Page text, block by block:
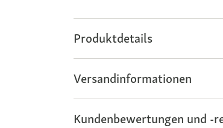
Produktdetails
Versandinformationen
Kundenbewertungen und -